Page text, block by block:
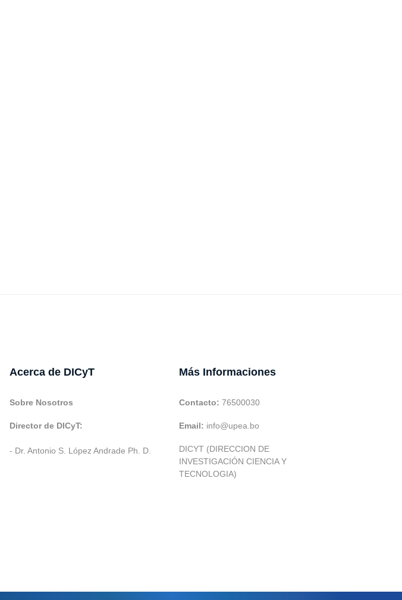
Acerca de DICyT
Sobre Nosotros
Director de DICyT:
- Dr. Antonio S. López Andrade Ph. D.
Más Informaciones
Contacto: 76500030
Email: info@upea.bo
DICYT (DIRECCION DE
INVESTIGACIÓN CIENCIA Y
TECNOLOGIA)